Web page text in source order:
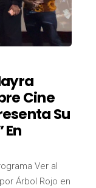
Cine
Su
Ver al
Árbol Rojo en